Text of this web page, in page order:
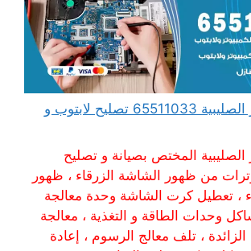
مهندس كمبيوتر الصليبية 65511033 تصليح لابتوب و
المختص بصيانة و تصليح
من ظهور الشاشة الزرقاء ، ظهور
، تعطيل كرت الشاشة وحدة معالجة
وحدات الطاقة و التغذية ، معالجة
، تلف معالج الرسوم ، إعادة